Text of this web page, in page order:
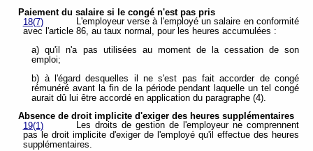
Paiement du salaire si le congé n'est pas pris
18(7)
L'employeur verse à l'employé un salaire en conformité
avec l'article 86, au taux normal, pour les heures accumulées :
a) qu'il n'a pas utilisées au moment de la cessation de son
emploi;
b) à l'égard desquelles il ne s'est pas fait accorder de congé
rémunéré avant la fin de la période pendant laquelle un tel congé
aurait dû lui être accordé en application du paragraphe (4).
Absence de droit implicite d'exiger des heures supplémentaires
19(1)
Les droits de gestion de l'employeur ne comprennent
pas le droit implicite d'exiger de l'employé qu'il effectue des heures
supplémentaires.